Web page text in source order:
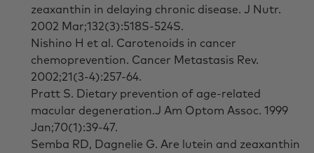
zeaxanthin in delaying chronic disease. J Nutr.
2002 Mar;132(3):518S-524S.
Nishino H et al. Carotenoids in cancer
chemoprevention. Cancer Metastasis Rev.
2002;21(3-4):257-64.
Pratt S. Dietary prevention of age-related
macular degeneration.J Am Optom Assoc. 1999
Jan;70(1):39-47.
Semba RD, Dagnelie G. Are lutein and zeaxanthin